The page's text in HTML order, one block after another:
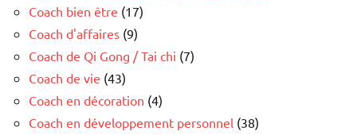
Coach bien être (17)
Coach d'affaires (9)
Coach de Qi Gong / Tai chi (7)
Coach de vie (43)
Coach en décoration (4)
Coach en développement personnel (38)